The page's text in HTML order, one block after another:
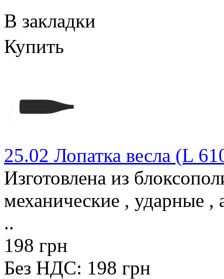
В закладки
Купить
25.02 Лопатка весла (L
Изготовлена из
механические , ударные ,
..
198 грн
Без НДС: 198 грн